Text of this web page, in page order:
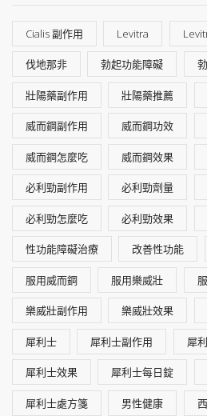
Cialis 副作用 Levitra
伐地那非 勃起功能障礙
壯陽藥副作用 壯陽藥推薦
威而鋼副作用 威而鋼功效
威而鋼怎麼吃 威而鋼效果
必利勁副作用 必利勁劑量
必利勁怎麼吃 必利勁效果
性功能障礙治療 改善性功能
服用威而鋼 服用樂威壯
樂威壯副作用 樂威壯效果
犀利士 犀利士副作用 犀
犀利士效果 犀利士每日錠
犀利士處方箋 男性健康